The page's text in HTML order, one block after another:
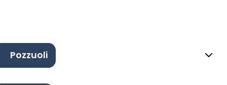
Pozzuoli